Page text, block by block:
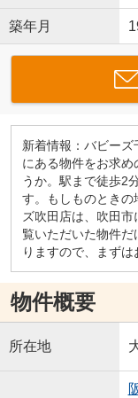
築年月
新着情報：バビー
にある物件をお求
うか。駅まで徒歩2
す。もしものときの
ズ吹田店は、吹田
覧いただいた物件
りますので、まずは
物件概要
所在地